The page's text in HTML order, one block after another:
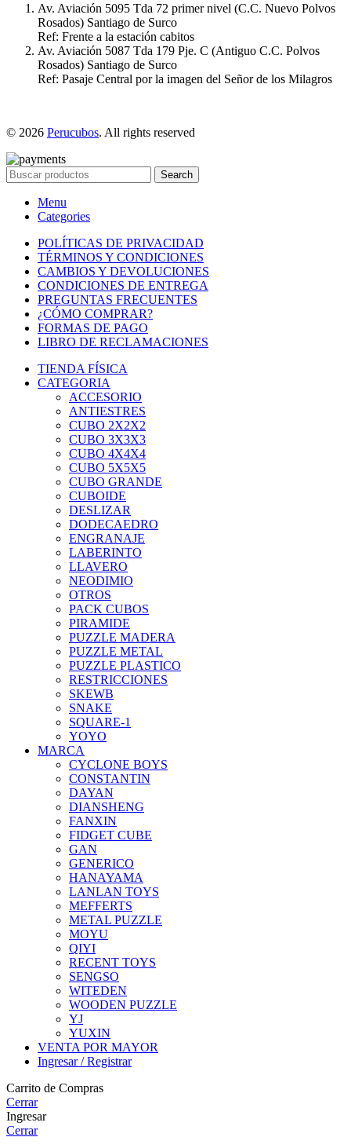
Av. Aviación 5095 Tda 72 primer nivel (C.C. Nuevo Polvos
Rosados) Santiago de Surco
Ref: Frente a la estación cabitos
Av. Aviación 5087 Tda 179 Pje. C (Antiguo C.C. Polvos
Rosados) Santiago de Surco
Ref: Pasaje Central por la imagen del Señor de los Milagros
© 2026 Perucubos. All rights reserved
Search
Menu
Categories
POLÍTICAS DE PRIVACIDAD
TÉRMINOS Y CONDICIONES
CAMBIOS Y DEVOLUCIONES
CONDICIONES DE ENTREGA
PREGUNTAS FRECUENTES
¿CÓMO COMPRAR?
FORMAS DE PAGO
LIBRO DE RECLAMACIONES
TIENDA FÍSICA
CATEGORIA
ACCESORIO
ANTIESTRES
CUBO 2X2X2
CUBO 3X3X3
CUBO 4X4X4
CUBO 5X5X5
CUBO GRANDE
CUBOIDE
DESLIZAR
DODECAEDRO
ENGRANAJE
LABERINTO
LLAVERO
NEODIMIO
OTROS
PACK CUBOS
PIRAMIDE
PUZZLE MADERA
PUZZLE METAL
PUZZLE PLASTICO
RESTRICCIONES
SKEWB
SNAKE
SQUARE-1
YOYO
MARCA
CYCLONE BOYS
CONSTANTIN
DAYAN
DIANSHENG
FANXIN
FIDGET CUBE
GAN
GENERICO
HANAYAMA
LANLAN TOYS
MEFFERTS
METAL PUZZLE
MOYU
QIYI
RECENT TOYS
SENGSO
WITEDEN
WOODEN PUZZLE
YJ
YUXIN
VENTA POR MAYOR
Ingresar / Registrar
Carrito de Compras
Cerrar
Ingresar
Cerrar